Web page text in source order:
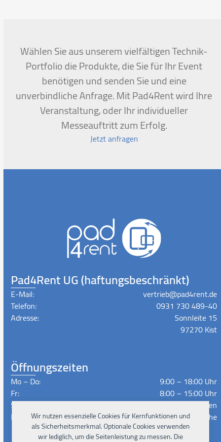
Wir nutzen essenzielle Cookies für Kernfunktionen und
als Sicherheitsmerkmal. Optionale Cookies verwenden
wir lediglich, um die Seitenleistung zu messen. Die
first
slide
Wählen Sie aus unserem vielfältigen Technik-
Portfolio die Produkte, die Sie für Ihr Event
benötigen und senden Sie und eine
unverbindliche Anfrage. Mit Pad4Rent wird Ihre
Veranstaltung, oder Ihr individueller
Messeauftritt zum Erfolg.
Jetzt anfragen
Pad4Rent UG (haftungsbeschränkt)
E-Mail:
vertrieb@pad4rent.de
Telefon:
0931 730 489-40
Adresse:
Sonnleite 15
97270 Kist
Öffnungszeiten
Mo – Do:
9:00 – 18:00 Uhr
Fr:
8:00 – 15:00 Uhr
Sa – So:
Geschlossen
Lieferzeiten:
Nach Absprache